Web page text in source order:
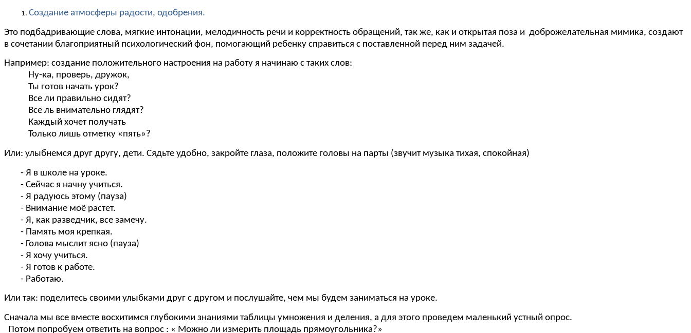
Создание атмосферы радости, одобрения.
Это подбадривающие слова, мягкие интонации, мелодичность речи и корректность обращений, так же, как и открытая поза и доброжелательная мимика, создают
в сочетании благоприятный психологический фон, помогающий ребенку справиться с поставленной перед ним задачей.
Например: создание положительного настроения на работу я начинаю с таких слов:
Ну-ка, проверь, дружок,
Ты готов начать урок?
Все ли правильно сидят?
Все ль внимательно глядят?
Каждый хочет получать
Только лишь отметку «пять»?
Или: улыбнемся друг другу, дети. Сядьте удобно, закройте глаза, положите головы на парты (звучит музыка тихая, спокойная)
- Я в школе на уроке.
- Сейчас я начну учиться.
- Я радуюсь этому (пауза)
- Внимание моё растет.
- Я, как разведчик, все замечу.
- Память моя крепкая.
- Голова мыслит ясно (пауза)
- Я хочу учиться.
- Я готов к работе.
- Работаю.
Или так: поделитесь своими улыбками друг с другом и послушайте, чем мы будем заниматься на уроке.
Сначала мы все вместе восхитимся глубокими знаниями таблицы умножения и деления, а для этого проведем маленький устный опрос.
Потом попробуем ответить на вопрос : « Можно ли измерить площадь прямоугольника?»